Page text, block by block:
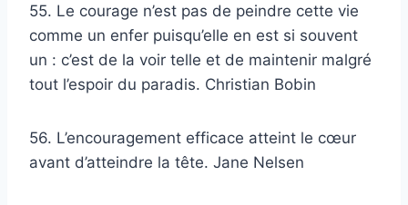
55. Le courage n’est pas de peindre cette vie
comme un enfer puisqu’elle en est si souvent
un : c’est de la voir telle et de maintenir malgré
tout l’espoir du paradis. Christian Bobin
56. L’encouragement efficace atteint le cœur
avant d’atteindre la tête. Jane Nelsen